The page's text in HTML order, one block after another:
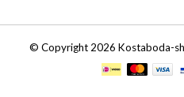
© Copyright 2026 Kostaboda-